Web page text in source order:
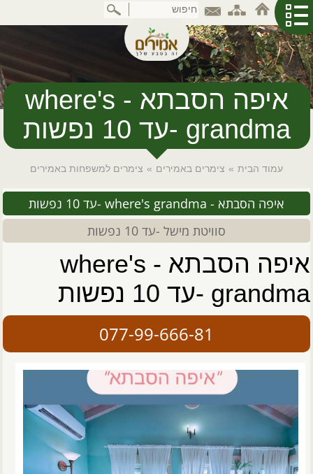
איפה הסבתא - where's
grandma -עד 10 נפשות
עמוד הבית » צימרים באמירים » צימרים למשפחות באמירים
איפה הסבתא - where's grandma -עד 10 נפשות
סוויטת מישל -עד 10 נפשות
איפה הסבתא - where's
grandma -עד 10 נפשות
077-99-666-81